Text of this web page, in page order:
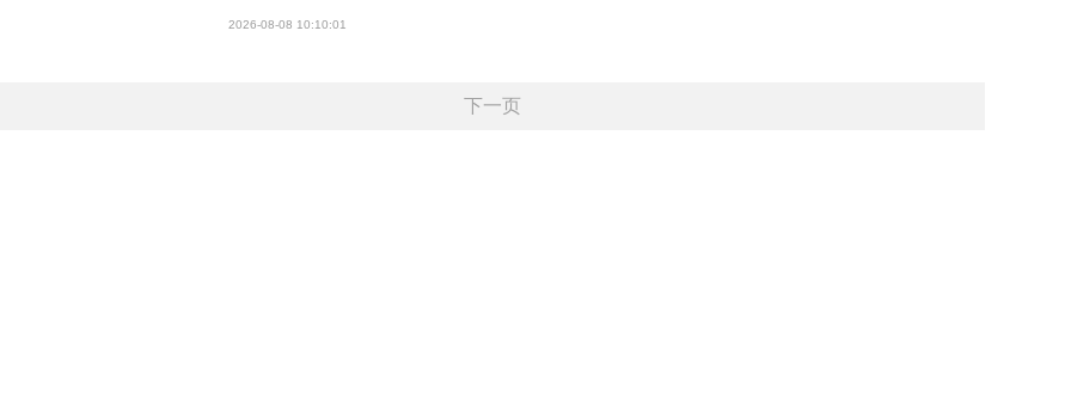
2026-08-08 10:10:01
下一页